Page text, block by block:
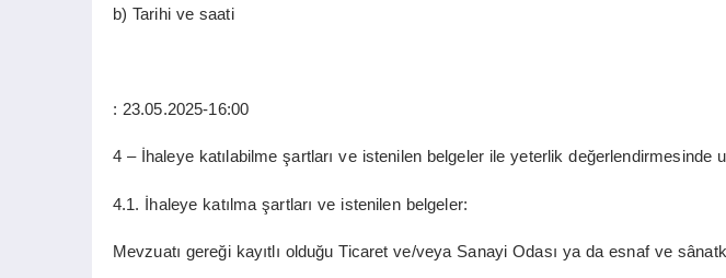
b) Tarihi ve saati
: 23.05.2025-16:00
4 – İhaleye katılabilme şartları ve istenilen belgeler ile yeterlik değerlendirmesinde
4.1. İhaleye katılma şartları ve istenilen belgeler:
Mevzuatı gereği kayıtlı olduğu Ticaret ve/veya Sanayi Odası ya da esnaf ve